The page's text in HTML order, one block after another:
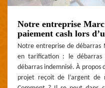
Notre entreprise
paiement cash lors
Notre entreprise de
en tarification : le
débarras indemnisé. À propos
projet reçoit de l’argent